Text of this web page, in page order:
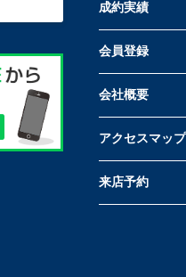
成約実績
会員登録
会社概要
アクセスマップ
来店予約